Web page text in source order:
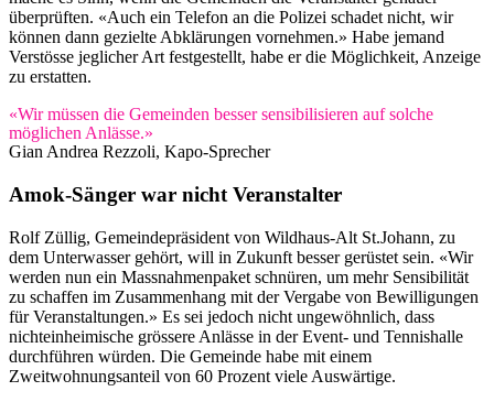
überprüften. «Auch ein Telefon an die Polizei schadet nicht, wir
können dann gezielte Abklärungen vornehmen.» Habe jemand
Verstösse jeglicher Art festgestellt, habe er die Möglichkeit, Anzeige
zu erstatten.
«Wir müssen die Gemeinden besser sensibilisieren auf solche
möglichen Anlässe.»
Gian Andrea Rezzoli, Kapo-Sprecher
Amok-Sänger war nicht Veranstalter
Rolf Züllig, Gemeindepräsident von Wildhaus-Alt St.Johann, zu
dem Unterwasser gehört, will in Zukunft besser gerüstet sein. «Wir
werden nun ein Massnahmenpaket schnüren, um mehr Sensibilität
zu schaffen im Zusammenhang mit der Vergabe von Bewilligungen
für Veranstaltungen.» Es sei jedoch nicht ungewöhnlich, dass
nichteinheimische grössere Anlässe in der Event- und Tennishalle
durchführen würden. Die Gemeinde habe mit einem
Zweitwohnungsanteil von 60 Prozent viele Auswärtige.